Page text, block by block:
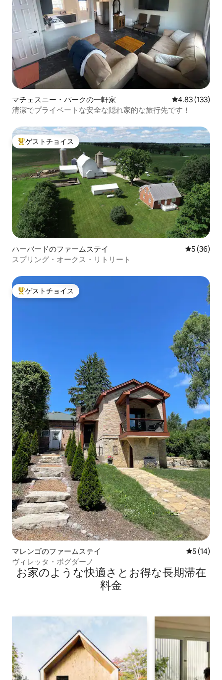
マチェスニー・パークの一軒家 レビュー133
4.83 (133)
清潔でプライベートな安全な隠れ家的な旅行先です！
大好評のゲストチョイスです。
ゲストチョイス
ハーバードのファームステイ レビュー
5 (36)
スプリング・オークス・リトリート
大好評のゲストチョイスです。
ゲストチョイス
マレンゴのファームステイ レビュー
5 (14)
ヴィレッタ・ボグダーノ
お家のような快⁠適⁠さ⁠とお⁠得⁠な長⁠期⁠滞⁠在
料⁠金